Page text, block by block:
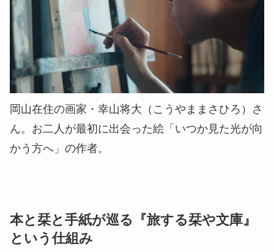
岡山在住の画家・幸山将大（こうやままさひろ）さ
ん。お二人が最初に出会った絵「いつか見た光が向
かう方へ」の作者。
本と栞と手紙が巡る『旅する栞や文庫』
という仕組み